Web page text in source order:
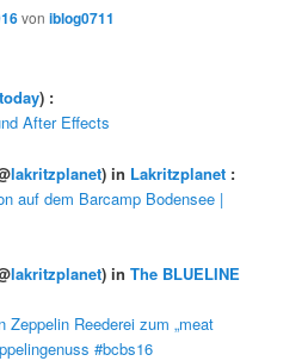
voniblog0711
) :
After Effects
lakritzplanet) in Lakritzplanet :
auf dem Barcamp Bodensee |
lakritzplanet) inThe BLUELINE
Zeppelin Reederei zum „meat
#bcbs16